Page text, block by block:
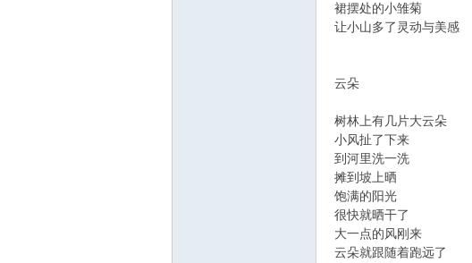
裙摆处的小雏菊
让小山多了灵动与美感
云朵
树林上有几片大云朵
小风扯了下来
到河里洗一洗
摊到坡上晒
饱满的阳光
很快就晒干了
大一点的风刚来
云朵就跟随着跑远了